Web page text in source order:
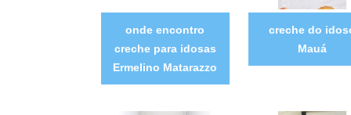
onde encontro
creche para idosas
Ermelino Matarazzo
creche do
Mauá